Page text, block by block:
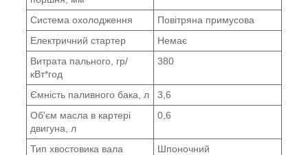
Система охолодження
Повітряна примусова
Електричний стартер
Немає
Витрата пального, гр/
кВт*год
380
Ємність паливного бака, л
3,6
Об'єм масла в картері
двигуна, л
0,6
Тип хвостовика вала
Шпоночний